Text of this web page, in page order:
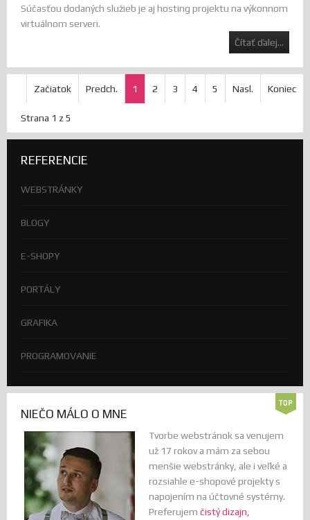
Súčasťou dodaných služieb je aj hosting projektu na výkonnom
virtuálnom serveri.
Čítať ďalej...
Začiatok Predch. 1 2 3 4 5 Nasl. Koniec
Strana 1 z 5
REFERENCIE
WEBSTRÁNKY
BLOGY
E-SHOPY
PORTÁLY
GRAFIKA
PROGRAMOVANIE
NIEČO MÁLO O MNE
Tvorbe webstránok sa venujem
už 17 rokov a mám za sebou
menšie webstránky, ale i veľké a
rozsiahle e-shopové projekty s
napojením na účtovné systémy.
Preferujem čistý dizajn,